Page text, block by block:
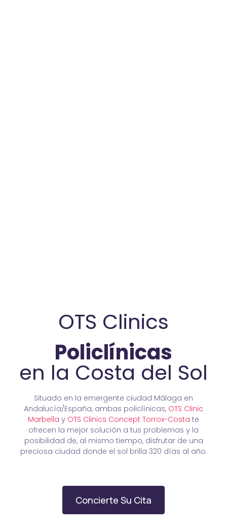
OTS Clinics
Policlínicas
en la Costa del Sol
Situado en la emergente ciudad Málaga en
Andalucía/España, ambas policlínicas, OTS Clinic
Marbella y OTS Clinics Concept Torrox-Costa te
ofrecen la mejor solución a tus problemas y la
posibilidad de, al mismo tiempo, disfrutar de una
preciosa ciudad donde el sol brilla 320 días al año.
Concierte Su Cita